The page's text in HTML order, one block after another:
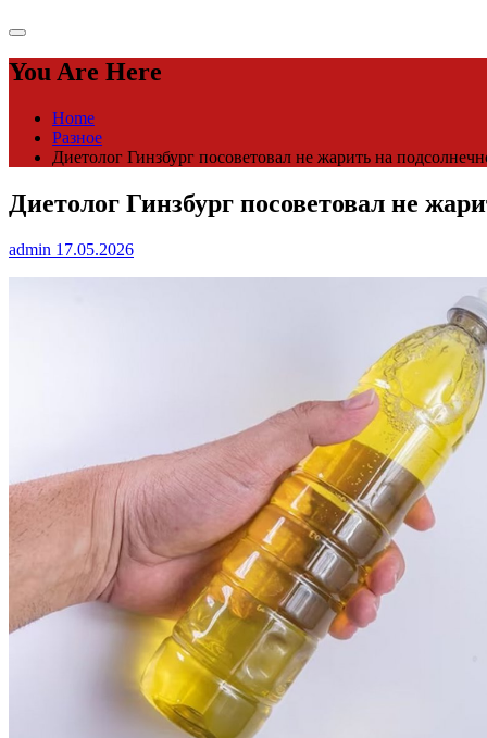
You Are Here
Home
Разное
Диетолог Гинзбург посоветовал не жарить на
Диетолог Гинзбург посоветовал не
admin 17.05.2026